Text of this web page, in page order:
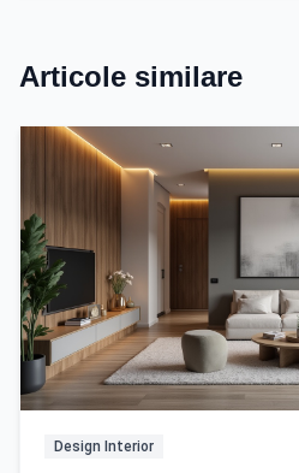
Articole similare
Design Interior